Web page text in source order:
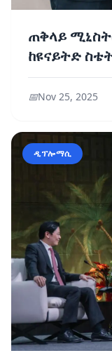
ጠቅላይ
ከዩናይትድ
ዳግቪን አር
📅Nov 25, 2025
ዲፕሎማሲ